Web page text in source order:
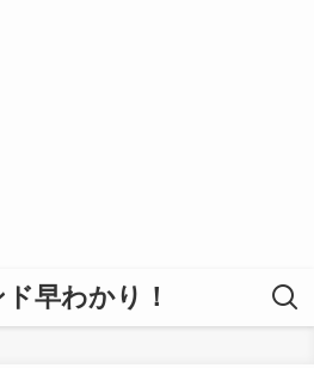
ド早わかり！